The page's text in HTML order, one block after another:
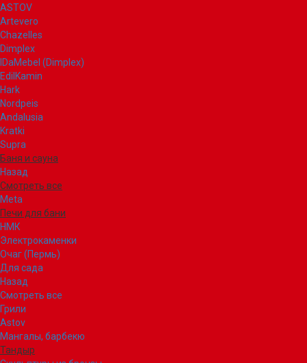
ASTOV
Artevero
Chazelles
Dimplex
IDaMebel (Dimplex)
EdilKamin
Hark
Nordpeis
Andalusia
Kratki
Supra
Баня и сауна
Назад
Смотреть все
Meta
Печи для бани
НМК
Электрокаменки
Очаг (Пермь)
Для сада
Назад
Смотреть все
Грили
Astov
Мангалы, барбекю
Тандыр